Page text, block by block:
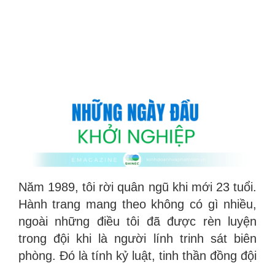
Năm 1989, tôi rời quân ngũ khi mới 23 tuổi.
Hành trang mang theo không có gì nhiều,
ngoài những điều tôi đã được rèn luyện
trong đội khi là người lính trinh sát biên
phòng. Đó là tính kỷ luật, tinh thần đồng đội